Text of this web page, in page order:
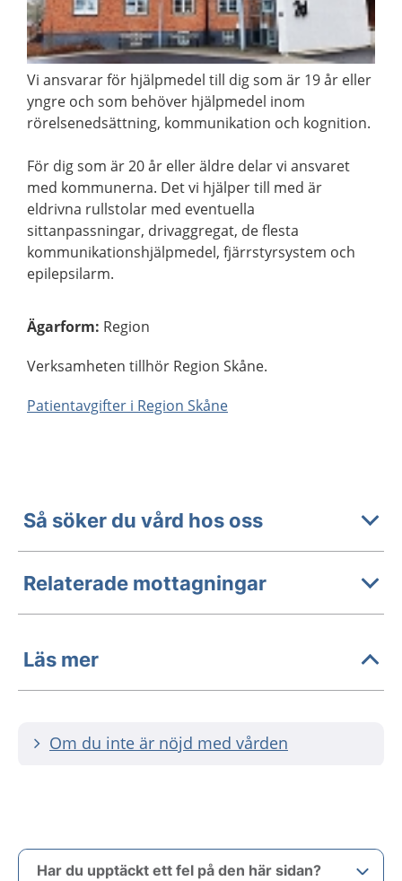
Vi ansvarar för hjälpmedel till dig som är 19 år eller
yngre och som behöver hjälpmedel inom
rörelsenedsättning, kommunikation och kognition.
För dig som är 20 år eller äldre delar vi ansvaret
med kommunerna. Det vi hjälper till med är
eldrivna rullstolar med eventuella
sittanpassningar, drivaggregat, de flesta
kommunikationshjälpmedel, fjärrstyrsystem och
epilepsilarm.
Ägarform: Region
Verksamheten tillhör Region Skåne.
Patientavgifter i Region Skåne
Så söker du vård hos oss
Relaterade mottagningar
Läs mer
Om du inte är nöjd med vården
Har du upptäckt ett fel på den här sidan?